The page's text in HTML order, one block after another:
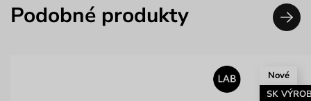
Podobné produkty
Nové
SK